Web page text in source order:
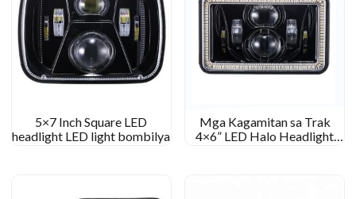
5×7 Inch Square LED
headlight LED light bombilya
Mga Kagamitan sa Trak
4×6” LED Halo Headlight